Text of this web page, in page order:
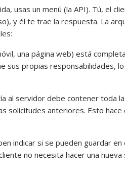
usas un menú (la API). Tú, el
y él te trae la respuesta. La
una página web) está
sus propias responsabilidades,
al servidor debe contener toda
solicitudes anteriores. Esto
indicar si se pueden guardar en
no necesita hacer una nueva